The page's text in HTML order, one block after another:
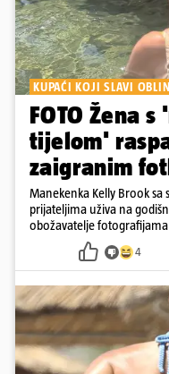
KUPAĆI KOJI SLAVI
FOTO Žena
tijelom'
zaigranim
Manekenka Kelly Brook
prijateljima uživa na
obožavatelje
4